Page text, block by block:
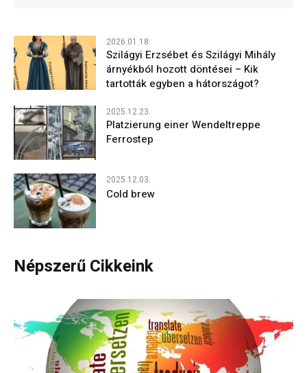
2026.01.18.
Szilágyi Erzsébet és Szilágyi Mihály
árnyékból hozott döntései – Kik
tartották egyben a hátországot?
2025.12.23.
Platzierung einer Wendeltreppe
Ferrostep
2025.12.03.
Cold brew
Népszerű Cikkeink